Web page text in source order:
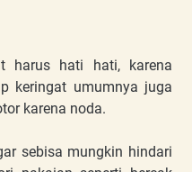
harus hati hati, karena
keringat umumnya juga
karena noda.
sebisa mungkin hindari